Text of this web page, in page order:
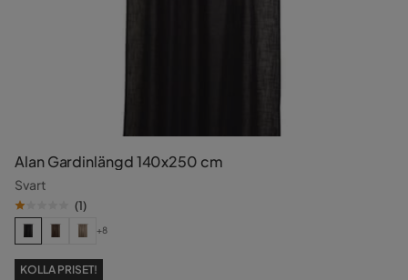
Alan Gardinlängd 140x250 cm
Svart
(1)
+8
KOLLA PRISET!